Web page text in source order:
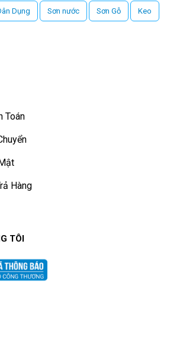
Dụng Sơn nước Sơn Gỗ Keo
Toán
Hàng
TÔI